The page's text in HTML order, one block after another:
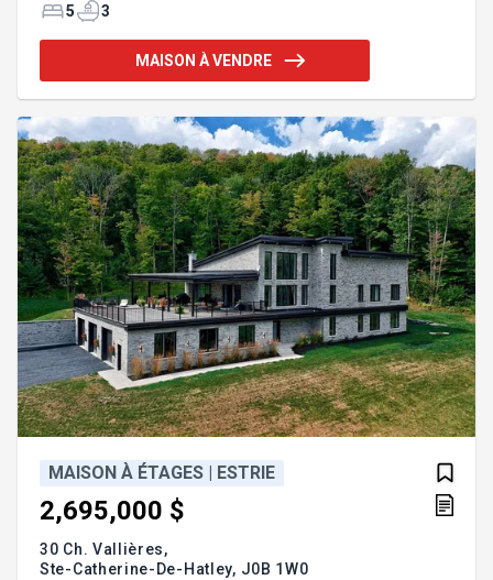
aire ouverte. Grand hall d'entrée avec plancher
entrée indépendante. Garage double attaché. Abri
d'auto double avec dalle de béton estampé. 2
terre et patio en composite. Maison parfaite pour
une grande famille ou pour un projet intergén
5 3
MAISON À VENDRE
MAISON À ÉTAGES | ESTRIE
2,695,000 $
30 Ch. Vallières,
Ste-Catherine-De-Hatley, J0B 1W0